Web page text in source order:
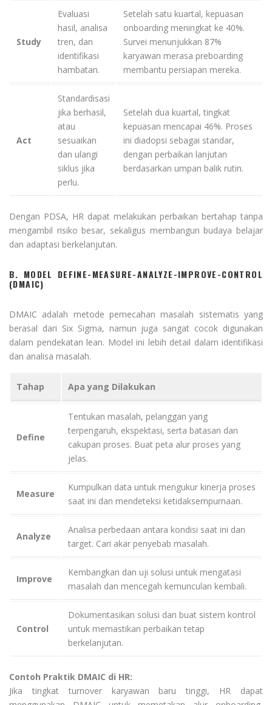
Study
Evaluasi
hasil, analisa
tren, dan
identifikasi
hambatan.
Setelah satu kuartal, kepuasan
onboarding meningkat ke 40%.
Survei menunjukkan 87%
karyawan merasa preboarding
membantu persiapan mereka.
Act
Standardisasi
jika berhasil,
atau
sesuaikan
dan ulangi
siklus jika
perlu.
Setelah dua kuartal, tingkat
kepuasan mencapai 46%. Proses
ini diadopsi sebagai standar,
dengan perbaikan lanjutan
berdasarkan umpan balik rutin.
Dengan PDSA, HR dapat melakukan perbaikan bertahap tanpa
mengambil risiko besar, sekaligus membangun budaya belajar
dan adaptasi berkelanjutan.
B. MODEL DEFINE-MEASURE-ANALYZE-IMPROVE-CONTROL
(DMAIC)
DMAIC adalah metode pemecahan masalah sistematis yang
berasal dari Six Sigma, namun juga sangat cocok digunakan
dalam pendekatan lean. Model ini lebih detail dalam identifikasi
dan analisa masalah.
Tahap Apa yang Dilakukan
Define
Tentukan masalah, pelanggan yang
terpengaruh, ekspektasi, serta batasan dan
cakupan proses. Buat peta alur proses yang
jelas.
Measure
Kumpulkan data untuk mengukur kinerja proses
saat ini dan mendeteksi ketidaksempurnaan.
Analyze
Analisa perbedaan antara kondisi saat ini dan
target. Cari akar penyebab masalah.
Improve
Kembangkan dan uji solusi untuk mengatasi
masalah dan mencegah kemunculan kembali.
Control
Dokumentasikan solusi dan buat sistem kontrol
untuk memastikan perbaikan tetap
berkelanjutan.
Contoh Praktik DMAIC di HR:
Jika tingkat turnover karyawan baru tinggi, HR dapat